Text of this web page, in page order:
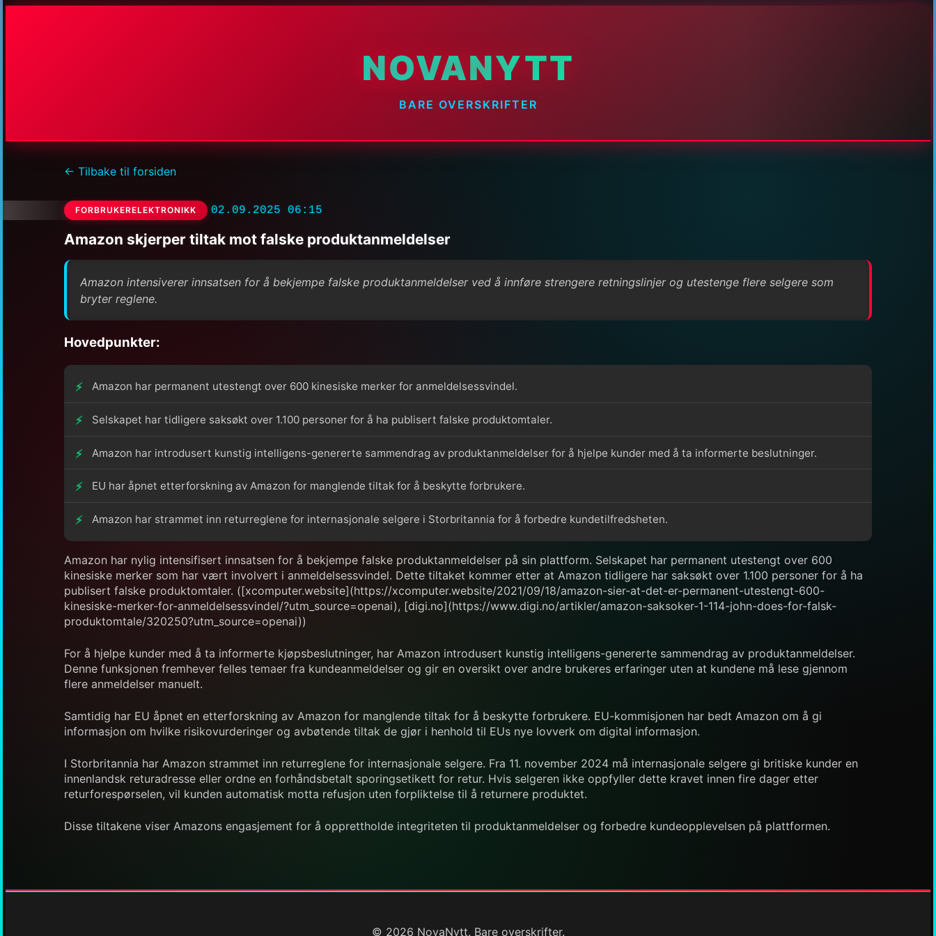
NOVANYTT
BARE OVERSKRIFTER
← Tilbake til forsiden
FORBRUKERELEKTRONIKK 02.09.2025 06:15
Amazon skjerper tiltak mot falske produktanmeldelser
Amazon intensiverer innsatsen for å bekjempe falske produktanmeldelser ved å innføre strengere retningslinjer og utestenge flere selgere som
bryter reglene.
Hovedpunkter:
Amazon har permanent utestengt over 600 kinesiske merker for anmeldelsessvindel.
Selskapet har tidligere saksøkt over 1.100 personer for å ha publisert falske produktomtaler.
Amazon har introdusert kunstig intelligens-genererte sammendrag av produktanmeldelser for å hjelpe kunder med å ta informerte beslutninger.
EU har åpnet etterforskning av Amazon for manglende tiltak for å beskytte forbrukere.
Amazon har strammet inn returreglene for internasjonale selgere i Storbritannia for å forbedre kundetilfredsheten.
Amazon har nylig intensifisert innsatsen for å bekjempe falske produktanmeldelser på sin plattform. Selskapet har permanent utestengt over 600
kinesiske merker som har vært involvert i anmeldelsessvindel. Dette tiltaket kommer etter at Amazon tidligere har saksøkt over 1.100 personer for å ha
publisert falske produktomtaler. ([xcomputer.website](https://xcomputer.website/2021/09/18/amazon-sier-at-det-er-permanent-utestengt-600-
kinesiske-merker-for-anmeldelsessvindel/?utm_source=openai), [digi.no](https://www.digi.no/artikler/amazon-saksoker-1-114-john-does-for-falsk-
produktomtale/320250?utm_source=openai))
For å hjelpe kunder med å ta informerte kjøpsbeslutninger, har Amazon introdusert kunstig intelligens-genererte sammendrag av produktanmeldelser.
Denne funksjonen fremhever felles temaer fra kundeanmeldelser og gir en oversikt over andre brukeres erfaringer uten at kundene må lese gjennom
flere anmeldelser manuelt.
Samtidig har EU åpnet en etterforskning av Amazon for manglende tiltak for å beskytte forbrukere. EU-kommisjonen har bedt Amazon om å gi
informasjon om hvilke risikovurderinger og avbøtende tiltak de gjør i henhold til EUs nye lovverk om digital informasjon.
I Storbritannia har Amazon strammet inn returreglene for internasjonale selgere. Fra 11. november 2024 må internasjonale selgere gi britiske kunder en
innenlandsk returadresse eller ordne en forhåndsbetalt sporingsetikett for retur. Hvis selgeren ikke oppfyller dette kravet innen fire dager etter
returforespørselen, vil kunden automatisk motta refusjon uten forpliktelse til å returnere produktet.
Disse tiltakene viser Amazons engasjement for å opprettholde integriteten til produktanmeldelser og forbedre kundeopplevelsen på plattformen.
© 2026 NovaNytt. Bare overskrifter.